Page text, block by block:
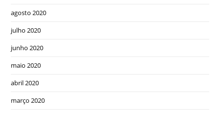
agosto 2020
julho 2020
junho 2020
maio 2020
abril 2020
março 2020